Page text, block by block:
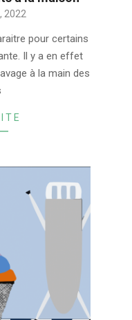
2022
pour certains
Il y a en effet
à la main des